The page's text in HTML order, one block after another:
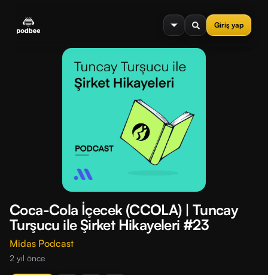
Giriş yap
menu
Coca-Cola İçecek (CCOLA) | Tuncay
Turşucu ile Şirket Hikayeleri #23
Midas Podcast
2 yıl önce